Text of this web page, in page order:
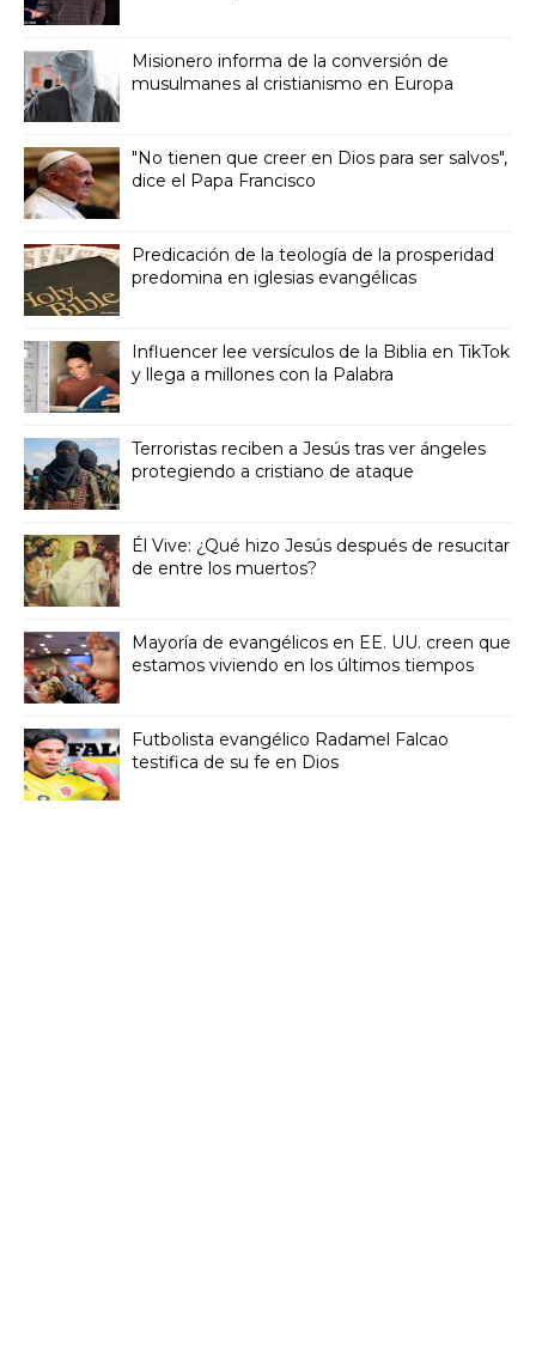
Misionero informa de la conversión de
musulmanes al cristianismo en Europa
"No tienen que creer en Dios para ser salvos",
dice el Papa Francisco
Predicación de la teología de la prosperidad
predomina en iglesias evangélicas
Influencer lee versículos de la Biblia en TikTok
y llega a millones con la Palabra
Terroristas reciben a Jesús tras ver ángeles
protegiendo a cristiano de ataque
Él Vive: ¿Qué hizo Jesús después de resucitar
de entre los muertos?
Mayoría de evangélicos en EE. UU. creen que
estamos viviendo en los últimos tiempos
Futbolista evangélico Radamel Falcao
testifica de su fe en Dios